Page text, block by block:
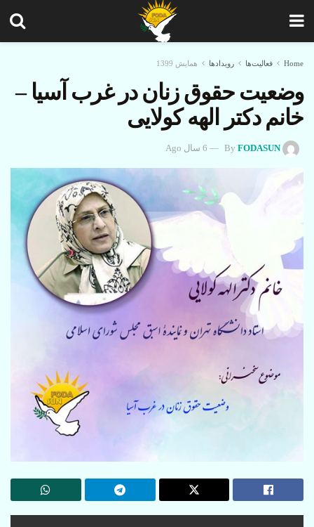
Home فعالیت‌ها رویدادها همایش 1399
وضعیت حقوق زنان در غرب آسیا –
خانم دکتر الهه کولایی
By FODASUN 6 سال Ago